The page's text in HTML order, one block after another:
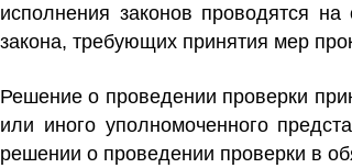
исполнения законов проводятся
закона, требующих принятия мер
Решение о проведении проверки
или иного уполномоченного
решении о проведении проверки в